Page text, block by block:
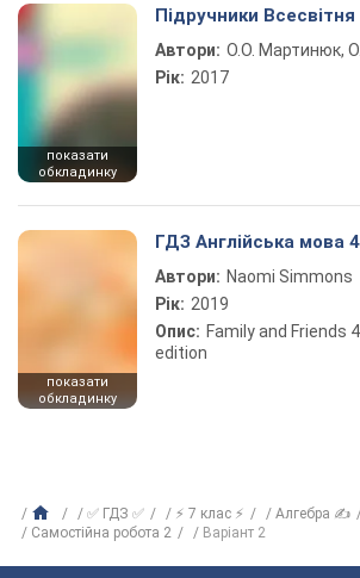
показати
обкладинку
Підручники Всесвітня
Автори: О.О. Мартинюк,
Рік: 2017
показати
обкладинку
ГДЗ Англійська мова
Автори: Naomi Simmons
Рік: 2019
Опис: Family and Friends
edition
✅ ГДЗ ✅ ⚡ 7 клас ⚡ Алгебра ✍
Самостійна робота 2
Варіант 2